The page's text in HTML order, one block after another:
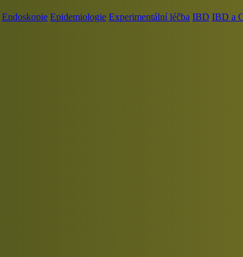
Endoskopie Epidemiologie Experimentální léčba IBD IBD a